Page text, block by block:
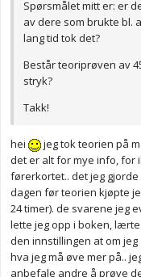
Spørsmålet mitt er: er
av dere som brukte bl.
lang tid tok det?
Består teoriprøven av
stryk?
Takk!
hei
jeg tok teorien på
det er alt for mye info, for
førerkortet.. det jeg
dagen før teorien kjøpte
24 timer). de svarene jeg
lette jeg opp i boken,
den innstillingen at om
hva jeg må øve mer på..
anbefale andre å prøve